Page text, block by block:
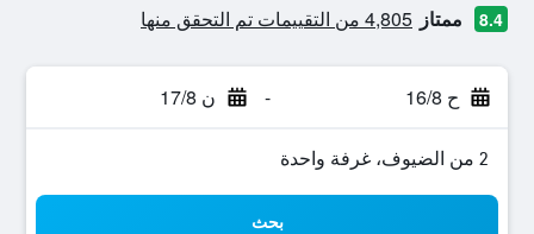
8.4 ممتاز 4,805 من التقييمات تم التحقق منها
ح 16/8 - ن 17/8
2 من الضيوف، غرفة واحدة
بحث